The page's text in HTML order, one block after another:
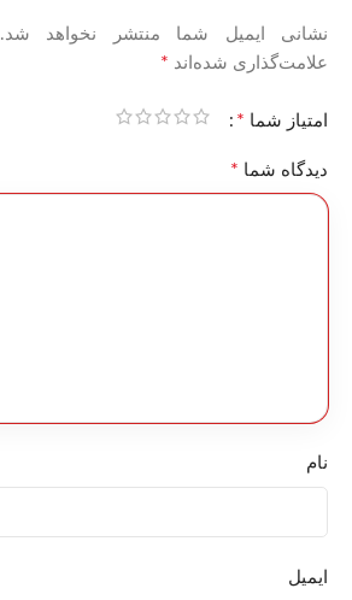
نشانی ایمیل شما منتشر نخواهد شد.
علامت‌گذاری شده‌اند *
امتیاز شما *
دیدگاه شما *
نام
ایمیل